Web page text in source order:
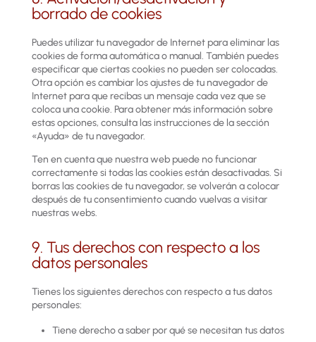
borrado de cookies
Puedes utilizar tu navegador de Internet para eliminar las
cookies de forma automática o manual. También puedes
especificar que ciertas cookies no pueden ser colocadas.
Otra opción es cambiar los ajustes de tu navegador de
Internet para que recibas un mensaje cada vez que se
coloca una cookie. Para obtener más información sobre
estas opciones, consulta las instrucciones de la sección
«Ayuda» de tu navegador.
Ten en cuenta que nuestra web puede no funcionar
correctamente si todas las cookies están desactivadas. Si
borras las cookies de tu navegador, se volverán a colocar
después de tu consentimiento cuando vuelvas a visitar
nuestras webs.
9. Tus derechos con respecto a los
datos personales
Tienes los siguientes derechos con respecto a tus datos
personales:
Tiene derecho a saber por qué se necesitan tus datos